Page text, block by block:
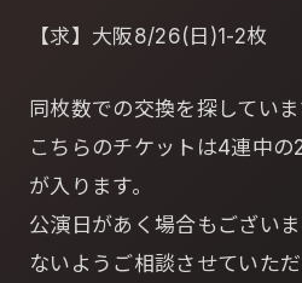
【求】大阪8/26(日)1-2枚
同枚数での交換を探していま
こちらのチケットは4連中の
が入ります。
公演日があく場合もござい
ないようご相談させていただ